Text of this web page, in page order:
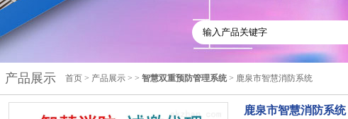
产品展示 首页 > 产品展示 > > 智慧双重预防管理系统 > 鹿泉市智慧消防系统
鹿泉市智慧消防系统